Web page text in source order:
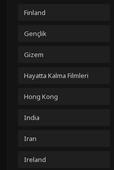
Finland
Gençlik
Gizem
Hayatta Kalma Filmleri
Hong Kong
India
Iran
Ireland